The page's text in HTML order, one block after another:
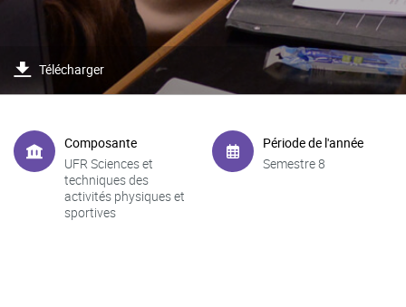
Télécharger
Composante
UFR Sciences et
techniques des
activités physiques et
sportives
Période de l'année
Semestre 8